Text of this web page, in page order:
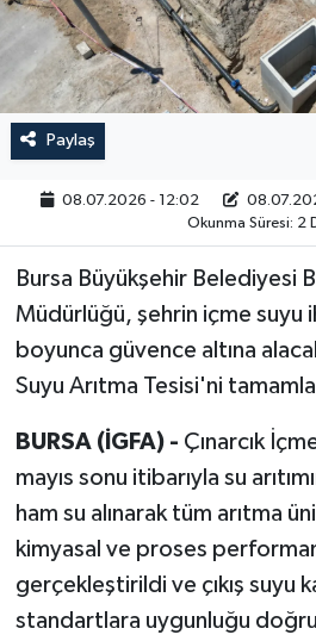
Paylaş
08.07.2026 - 12:02
Okunma Süresi: 2
Bursa Büyükşehir Belediyesi
Müdürlüğü, şehrin içme suyu
boyunca güvence altına
Suyu Arıtma Tesisi'ni
BURSA (İGFA) - Çınarcık
mayıs sonu itibarıyla su
ham su alınarak tüm arıtma
kimyasal ve proses
gerçekleştirildi ve çıkış suyu
standartlara uygunluğu
RESMİ İLAN